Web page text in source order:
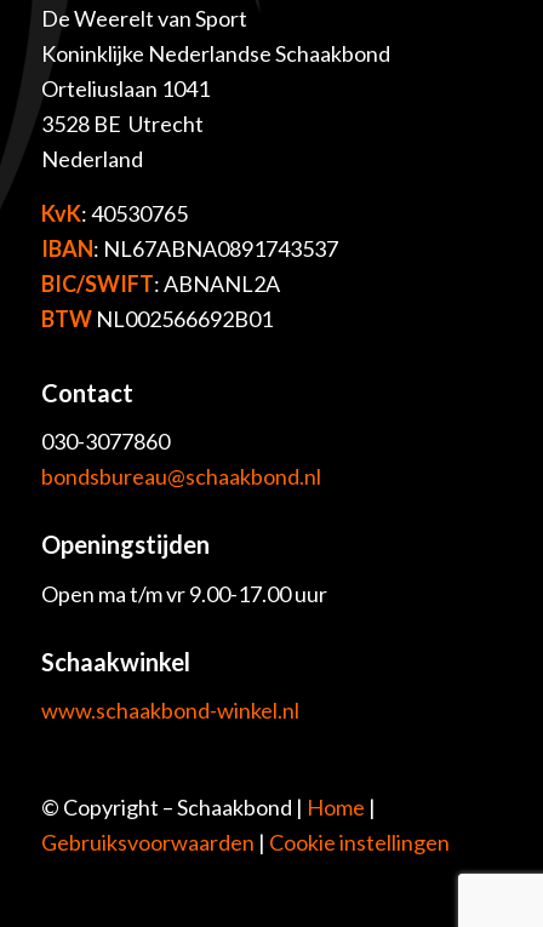
De Weerelt van Sport
Koninklijke Nederlandse Schaakbond
Orteliuslaan 1041
3528 BE Utrecht
Nederland
KvK: 40530765
IBAN: NL67ABNA0891743537
BIC/SWIFT: ABNANL2A
BTWNL002566692B01
Contact
030-3077860
bondsbureau@schaakbond.nl
Openingstijden
Open ma t/m vr 9.00-17.00 uur
Schaakwinkel
www.schaakbond-winkel.nl
© Copyright – Schaakbond | Home |
Gebruiksvoorwaarden | Cookie instellingen